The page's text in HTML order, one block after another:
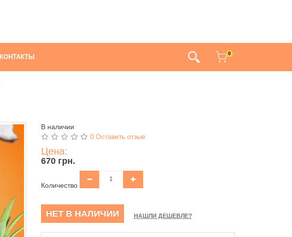
КОНТАКТЫ 0
В наличии
0 Оставить отзыв
Цена:
670 грн.
Количество
НЕТ В НАЛИЧИИ НАШЛИ ДЕШЕВЛЕ?